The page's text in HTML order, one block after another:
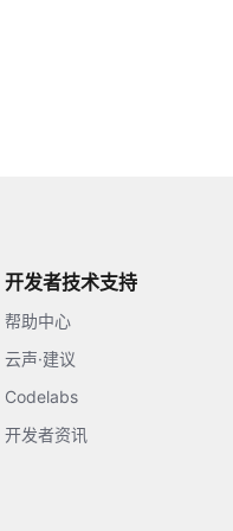
开发者技术支持
帮助中心
云声·建议
Codelabs
开发者资讯